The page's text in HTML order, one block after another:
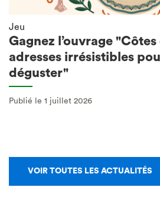
Jeu
Gagnez l’ouvrage "Côtes
adresses irrésistibles
déguster"
Publié le 1 juillet 2026
VOIR TOUTES LES ACTUALITÉS